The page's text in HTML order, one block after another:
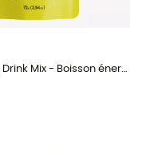
Ultra Energy Drink Mix - Boisson énergétique